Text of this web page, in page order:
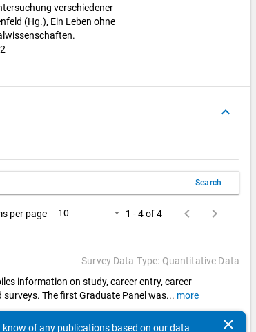
verschiedener
(Hg.), Ein Leben ohne
keyboard_arrow_up
Search
per page 10 1 - 4 of 4 keyboard_arrow_left
keyboard_arrow_right
Survey Data Type: Quantitative Data
information on study, career entry, career
The first Graduate Panel was... more
clear
know of any publications based on our data